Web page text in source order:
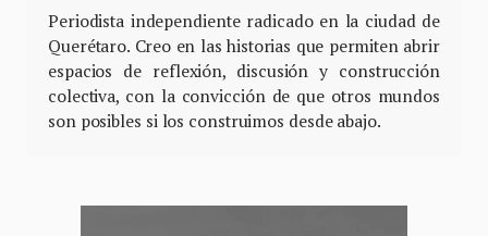
Periodista independiente radicado en la ciudad de
Querétaro. Creo en las historias que permiten abrir
espacios de reflexión, discusión y construcción
colectiva, con la convicción de que otros mundos
son posibles si los construimos desde abajo.